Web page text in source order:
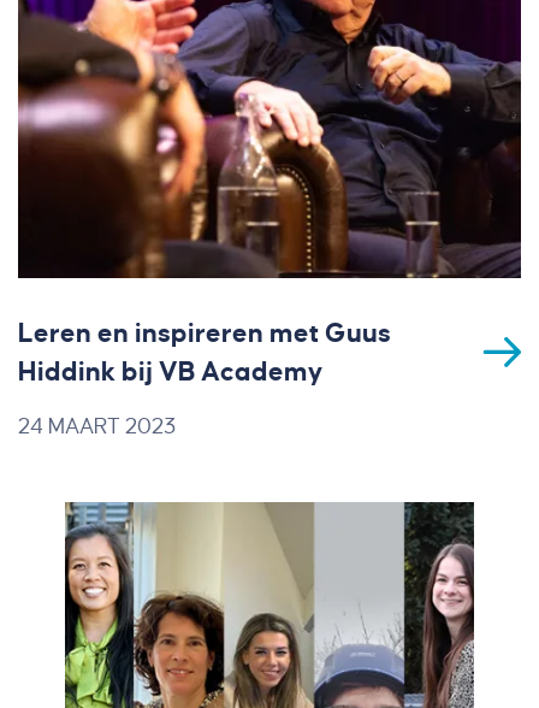
Leren en inspireren met Guus
Hiddink bij VB Academy
24 MAART 2023